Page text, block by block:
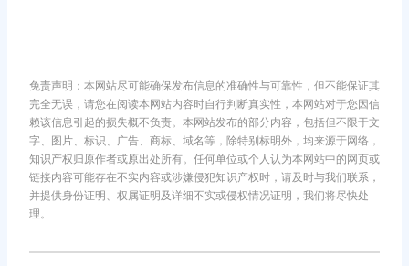
免责声明：本网站尽可能确保发布信息的准确性与可靠性，但不能保证其
完全无误，请您在阅读本网站内容时自行判断真实性，本网站对于您因信
赖该信息引起的损失概不负责。本网站发布的部分内容，包括但不限于文
字、图片、标识、广告、商标、域名等，除特别标明外，均来源于网络，
知识产权归原作者或原出处所有。任何单位或个人认为本网站中的网页或
链接内容可能存在不实内容或涉嫌侵犯知识产权时，请及时与我们联系，
并提供身份证明、权属证明及详细不实或侵权情况证明，我们将尽快处
理。